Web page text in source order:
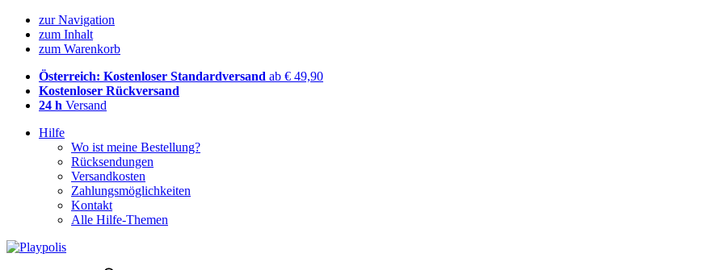
zur Navigation
zum Inhalt
zum Warenkorb
Österreich: Kostenloser Standardversand ab € 49,90
Kostenloser Rückversand
24 h Versand
Hilfe
Wo ist meine Bestellung?
Rücksendungen
Versandkosten
Zahlungsmöglichkeiten
Kontakt
Alle Hilfe-Themen